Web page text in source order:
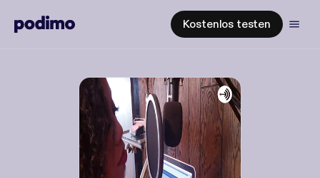
Kostenlos testen